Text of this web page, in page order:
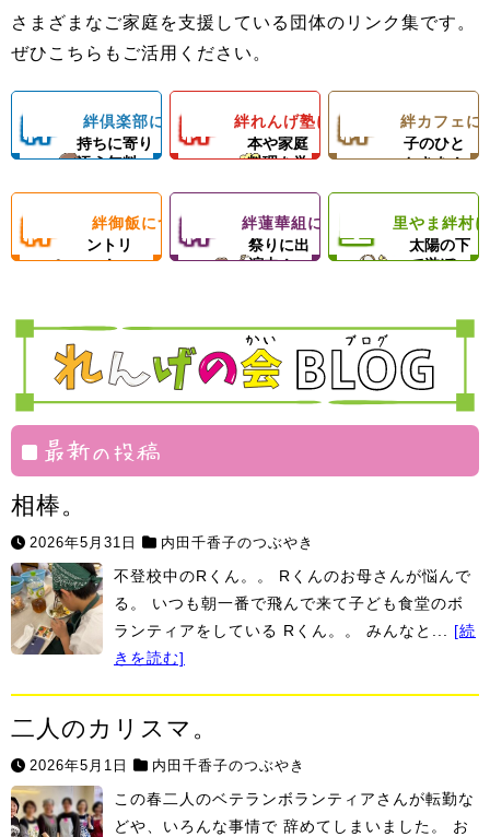
さまざまなご家庭を支援している団体のリンク集です。
ぜひこちらもご活用ください。
絆
倶
楽
子どもの気
持ちに寄り
添う無料
＆子どもたちの
成長を支える無
絆倶楽部について
絆
れ
ん
塾
料理の基
本や家庭
料理を学
ようになろう！
体験型子ども食
絆れんげ塾について
絆
カ
フ
楽しい親
子のひと
ときを！
フェランチ（軽
絆カフェに
絆
飯
フードパ
ントリ
ー！
ひとり親家庭、
っぱいの手作り
ご飯＆食材配布
絆御飯について絆
華
組
地域のお
祭りに出
演中！
ロの先生による
ダンスレッス
と食材配布でお
母さんをサポー
絆蓮華組について
里
ま
絆
思いきり
太陽の下
で遊ぼ
動を通じて子ど
もたちの心の成
里やま絆村
最新の投稿
相棒。
2026年5月31日 内田千香子のつぶやき
不登校中のRくん。。 Rくんのお母さんが悩んで
る。 いつも朝一番で飛んで来て子ども食堂のボ
ランティアをしている Rくん。。 みんなと... [続
きを読む]
二人のカリスマ。
2026年5月1日 内田千香子のつぶやき
この春二人のベテランボランティアさんが転勤な
どや、いろんな事情で 辞めてしまいました。 お